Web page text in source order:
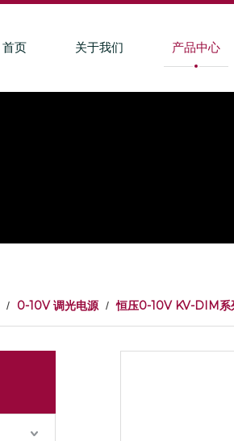
首页 关于我们 产品中心
/ 0-10V 调光电源 / 恒压0-10V KV-DIM系